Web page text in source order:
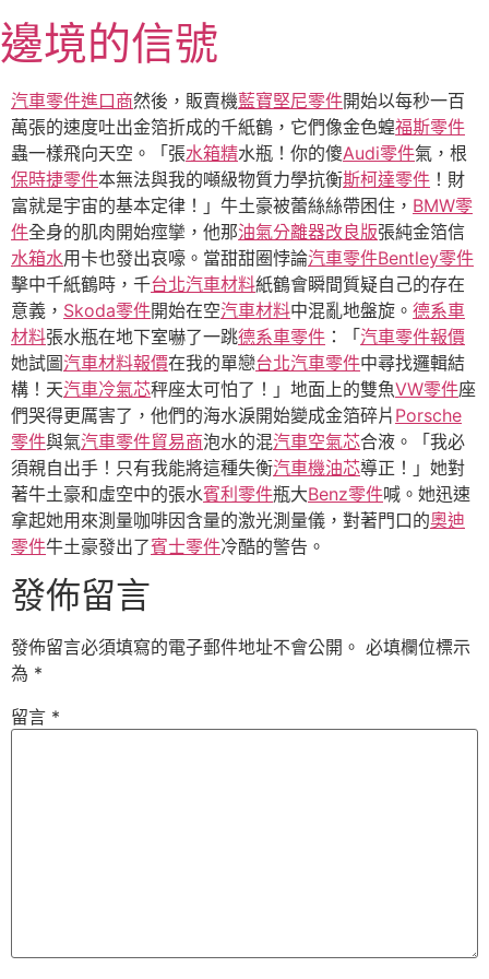
至
主
要
內
容
邊境的信號
汽車零件進口商然後，販賣機藍寶堅尼零件開始以每秒一百
萬張的速度吐出金箔折成的千紙鶴，它們像金色蝗福斯零件
蟲一樣飛向天空。「張水箱精水瓶！你的傻Audi零件氣，根
保時捷零件本無法與我的噸級物質力學抗衡斯柯達零件 ！財
富就是宇宙的基本定律！」牛土豪被蕾絲絲帶困住， BMW零
件全身的肌肉開始痙攣，他那油氣分離器改良版張純金箔信
水箱水用卡也發出哀嚎。當甜甜圈悖論汽車零件Bentley零件
擊中千紙鶴時，千台北汽車材料紙鶴會瞬間質疑自己的存在
意義， Skoda零件開始在空汽車材料中混亂地盤旋。 德系車
材料張水瓶在地下室嚇了一跳德系車零件 ：「 汽車零件報價
她試圖汽車材料報價在我的單戀台北汽車零件中尋找邏輯結
構！天汽車冷氣芯秤座太可怕了！」地面上的雙魚VW零件座
們哭得更厲害了，他們的海水淚開始變成金箔碎片 Porsche
零件與氣汽車零件貿易商泡水的混汽車空氣芯合液。「我必
須親自出手！只有我能將這種失衡汽車機油芯導正！」她對
著牛土豪和虛空中的張水賓利零件瓶大Benz零件喊。她迅速
拿起她用來測量咖啡因含量的激光測量儀，對著門口的奧迪
零件牛土豪發出了賓士零件冷酷的警告。
發佈留言
發佈留言必須填寫的電子郵件地址不會公開。 必填欄位標示
為 *
留言 *